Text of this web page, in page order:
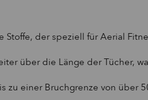
der speziell für Aerial
über die Länge der Tücher,
zu einer Bruchgrenze von über